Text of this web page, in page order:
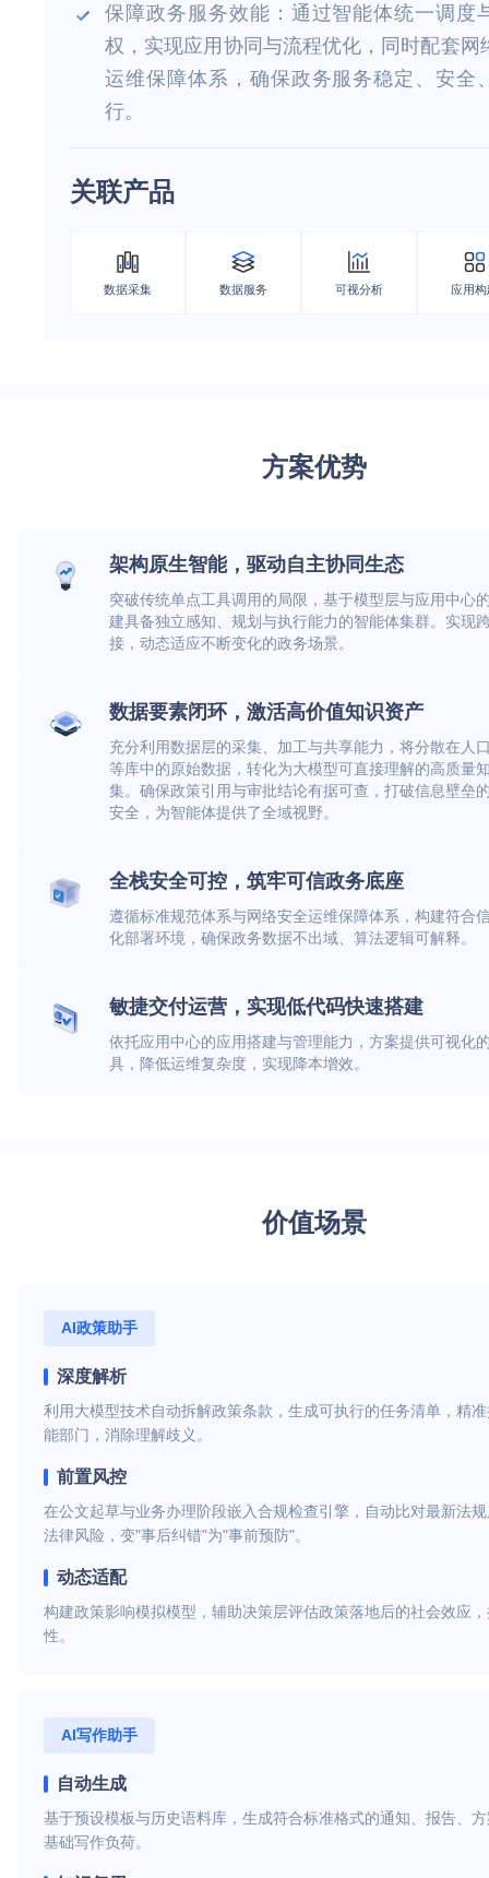
保障政务服务效能：通过智能体统一调度
权，实现应用协同与流程优化，同时配套网
运维保障体系，确保政务服务稳定、安全
行。
关联产品
数据采集 数据服务 可视分析 应用构
方案优势
架构原生智能，驱动自主协同生态
突破传统单点工具调用的局限，基于模型层与应用中心
建具备独立感知、规划与执行能力的智能体集群。实现
接，动态适应不断变化的政务场景。
数据要素闭环，激活高价值知识资产
充分利用数据层的采集、加工与共享能力，将分散在人
等库中的原始数据，转化为大模型可直接理解的高质量
集。确保政策引用与审批结论有据可查，打破信息壁垒
安全，为智能体提供了全域视野。
全栈安全可控，筑牢可信政务底座
遵循标准规范体系与网络安全运维保障体系，构建符合
化部署环境，确保政务数据不出域、算法逻辑可解释。
敏捷交付运营，实现低代码快速搭建
依托应用中心的应用搭建与管理能力，方案提供可视化
具，降低运维复杂度，实现降本增效。
价值场景
AI政策助手
深度解析
利用大模型技术自动拆解政策条款，生成可执行的任务清单，精
能部门，消除理解歧义。
前置风控
在公文起草与业务办理阶段嵌入合规检查引擎，自动比对最新法
法律风险，变"事后纠错"为"事前预防"。
动态适配
构建政策影响模拟模型，辅助决策层评估政策落地后的社会效应
性。
AI写作助手
自动生成
基于预设模板与历史语料库，生成符合标准格式的通知、报告、
基础写作负荷。